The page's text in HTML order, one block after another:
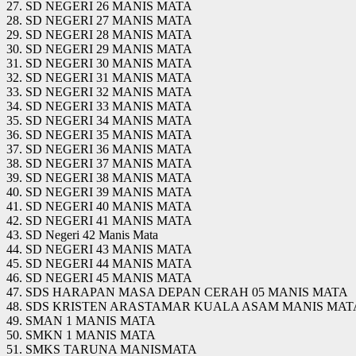
27. SD NEGERI 26 MANIS MATA
28. SD NEGERI 27 MANIS MATA
29. SD NEGERI 28 MANIS MATA
30. SD NEGERI 29 MANIS MATA
31. SD NEGERI 30 MANIS MATA
32. SD NEGERI 31 MANIS MATA
33. SD NEGERI 32 MANIS MATA
34. SD NEGERI 33 MANIS MATA
35. SD NEGERI 34 MANIS MATA
36. SD NEGERI 35 MANIS MATA
37. SD NEGERI 36 MANIS MATA
38. SD NEGERI 37 MANIS MATA
39. SD NEGERI 38 MANIS MATA
40. SD NEGERI 39 MANIS MATA
41. SD NEGERI 40 MANIS MATA
42. SD NEGERI 41 MANIS MATA
43. SD Negeri 42 Manis Mata
44. SD NEGERI 43 MANIS MATA
45. SD NEGERI 44 MANIS MATA
46. SD NEGERI 45 MANIS MATA
47. SDS HARAPAN MASA DEPAN CERAH 05 MANIS MATA
48. SDS KRISTEN ARASTAMAR KUALA ASAM MANIS
49. SMAN 1 MANIS MATA
50. SMKN 1 MANIS MATA
51. SMKS TARUNA MANISMATA